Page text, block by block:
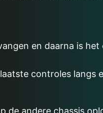
en daarna is
controles langs